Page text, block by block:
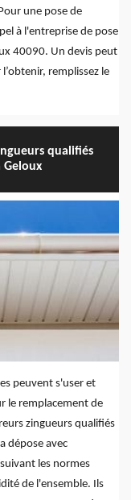
une pose de
à l'entreprise de pose
40090. Un devis peut
remplissez le
qualifiés
peuvent s'user et
le remplacement de
zingueurs qualifiés
dépose avec
les normes
de l'ensemble. Ils